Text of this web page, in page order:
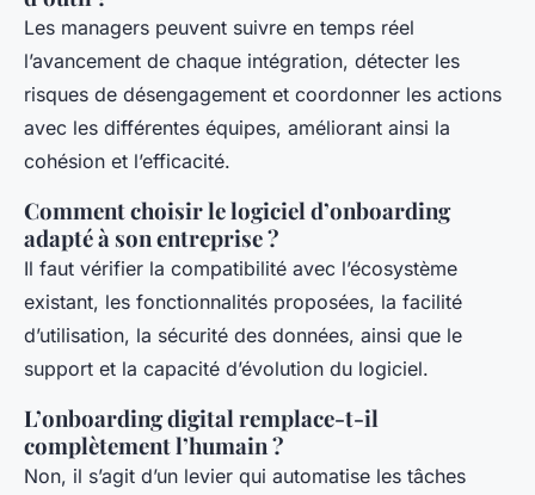
Les managers peuvent suivre en temps réel
l’avancement de chaque intégration, détecter les
risques de désengagement et coordonner les actions
avec les différentes équipes, améliorant ainsi la
cohésion et l’efficacité.
Comment choisir le logiciel d’onboarding
adapté à son entreprise ?
Il faut vérifier la compatibilité avec l’écosystème
existant, les fonctionnalités proposées, la facilité
d’utilisation, la sécurité des données, ainsi que le
support et la capacité d’évolution du logiciel.
L’onboarding digital remplace-t-il
complètement l’humain ?
Non, il s’agit d’un levier qui automatise les tâches